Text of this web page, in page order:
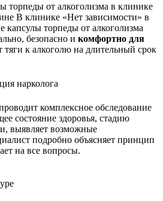
торпеды от алкоголизма в клинике
В клинике «Нет зависимости» в
торпеды от алкоголизма
безопасно и комфортно для
тяги к алкоголю на длительный срок
нарколога
комплексное обследование
состояние здоровья, стадию
выявляет возможные
подробно объясняет принцип
на все вопросы.